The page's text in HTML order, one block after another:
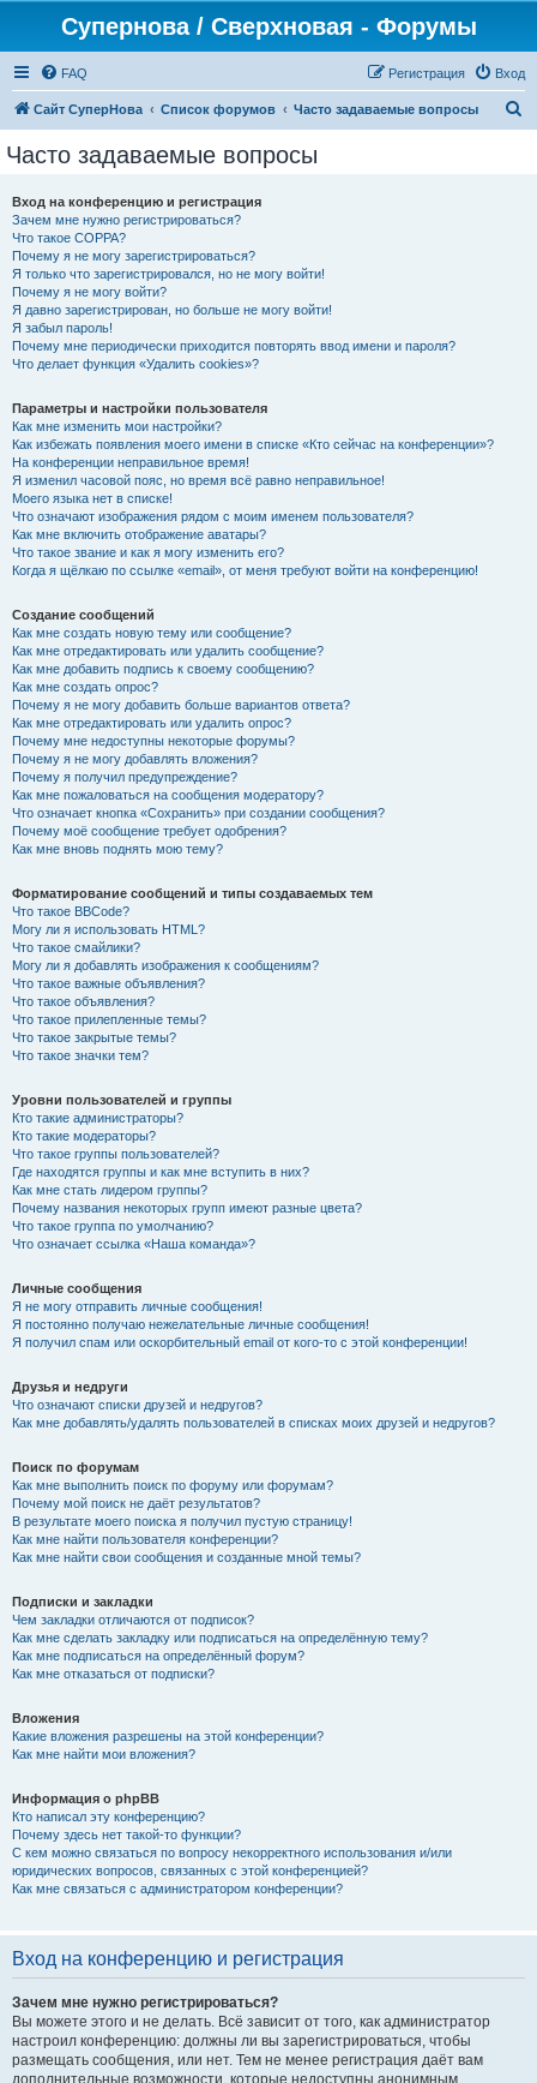
Супернова / Сверхновая - Форумы
FAQ Вход
Регистрация
Сайт СуперНова Список форумов Часто задаваемые вопросы
Часто задаваемые вопросы
Вход на конференцию и регистрация
Зачем мне нужно регистрироваться?
Что такое COPPA?
Почему я не могу зарегистрироваться?
Я только что зарегистрировался, но не могу войти!
Почему я не могу войти?
Я давно зарегистрирован, но больше не могу войти!
Я забыл пароль!
Почему мне периодически приходится повторять ввод имени и пароля?
Что делает функция «Удалить cookies»?
Параметры и настройки пользователя
Как мне изменить мои настройки?
Как избежать появления моего имени в списке «Кто сейчас на конференции»?
На конференции неправильное время!
Я изменил часовой пояс, но время всё равно неправильное!
Моего языка нет в списке!
Что означают изображения рядом с моим именем пользователя?
Как мне включить отображение аватары?
Что такое звание и как я могу изменить его?
Когда я щёлкаю по ссылке «email», от меня требуют войти на конференцию!
Создание сообщений
Как мне создать новую тему или сообщение?
Как мне отредактировать или удалить сообщение?
Как мне добавить подпись к своему сообщению?
Как мне создать опрос?
Почему я не могу добавить больше вариантов ответа?
Как мне отредактировать или удалить опрос?
Почему мне недоступны некоторые форумы?
Почему я не могу добавлять вложения?
Почему я получил предупреждение?
Как мне пожаловаться на сообщения модератору?
Что означает кнопка «Сохранить» при создании сообщения?
Почему моё сообщение требует одобрения?
Как мне вновь поднять мою тему?
Форматирование сообщений и типы создаваемых тем
Что такое BBCode?
Могу ли я использовать HTML?
Что такое смайлики?
Могу ли я добавлять изображения к сообщениям?
Что такое важные объявления?
Что такое объявления?
Что такое прилепленные темы?
Что такое закрытые темы?
Что такое значки тем?
Уровни пользователей и группы
Кто такие администраторы?
Кто такие модераторы?
Что такое группы пользователей?
Где находятся группы и как мне вступить в них?
Как мне стать лидером группы?
Почему названия некоторых групп имеют разные цвета?
Что такое группа по умолчанию?
Что означает ссылка «Наша команда»?
Личные сообщения
Я не могу отправить личные сообщения!
Я постоянно получаю нежелательные личные сообщения!
Я получил спам или оскорбительный email от кого-то с этой конференции!
Друзья и недруги
Что означают списки друзей и недругов?
Как мне добавлять/удалять пользователей в списках моих друзей и недругов?
Поиск по форумам
Как мне выполнить поиск по форуму или форумам?
Почему мой поиск не даёт результатов?
В результате моего поиска я получил пустую страницу!
Как мне найти пользователя конференции?
Как мне найти свои сообщения и созданные мной темы?
Подписки и закладки
Чем закладки отличаются от подписок?
Как мне сделать закладку или подписаться на определённую тему?
Как мне подписаться на определённый форум?
Как мне отказаться от подписки?
Вложения
Какие вложения разрешены на этой конференции?
Как мне найти мои вложения?
Информация о phpBB
Кто написал эту конференцию?
Почему здесь нет такой-то функции?
С кем можно связаться по вопросу некорректного использования и/или
юридических вопросов, связанных с этой конференцией?
Как мне связаться с администратором конференции?
Вход на конференцию и регистрация
Зачем мне нужно регистрироваться?
Вы можете этого и не делать. Всё зависит от того, как администратор
настроил конференцию: должны ли вы зарегистрироваться, чтобы
размещать сообщения, или нет. Тем не менее регистрация даёт вам
дополнительные возможности, которые недоступны анонимным